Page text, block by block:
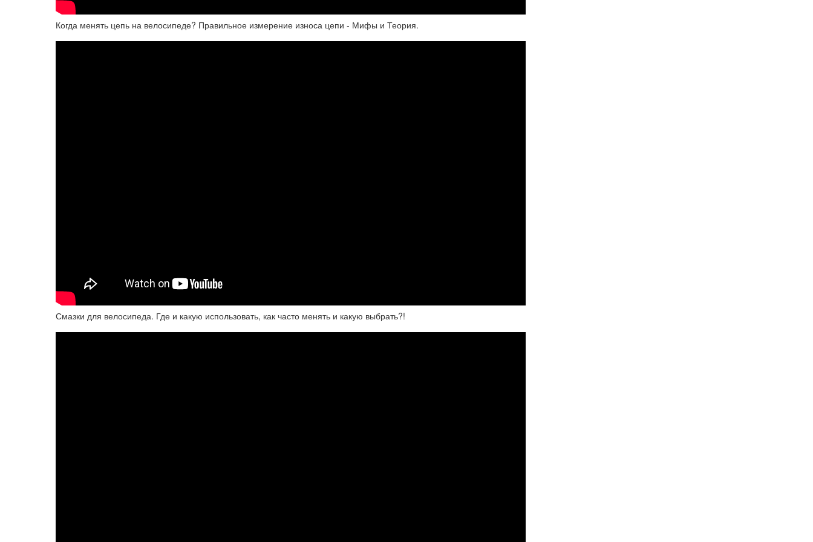
Когда менять цепь на велосипеде? Правильное измерение износа цепи - Мифы и Теория.
Смазки для велосипеда. Где и какую использовать, как часто менять и какую выбрать?!